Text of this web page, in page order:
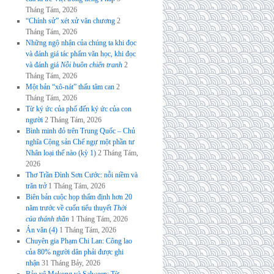
Tháng Tám, 2026
“Chính sử” xét xử văn chương 2
Tháng Tám, 2026
Những ngộ nhận của chúng ta khi đọc
và đánh giá tác phẩm văn học, khi đọc
và đánh giá Nỗi buồn chiến tranh 2
Tháng Tám, 2026
Một bản “xô-nát” thấu tâm can 2
Tháng Tám, 2026
Từ ký ức của phố đến ký ức của con
người 2 Tháng Tám, 2026
Bình minh đỏ trên Trung Quốc – Chủ
nghĩa Cộng sản Chế ngự một phần tư
Nhân loại thế nào (kỳ 1) 2 Tháng Tám,
2026
Thơ Trần Đình Sơn Cước: nỗi niềm và
trăn trở 1 Tháng Tám, 2026
Biên bản cuộc họp thẩm định hơn 20
năm trước về cuốn tiểu thuyếtThời
của thánh thần 1 Tháng Tám, 2026
Án văn (4) 1 Tháng Tám, 2026
Chuyên gia Phạm Chi Lan: Công lao
của 80% người dân phải được ghi
nhận 31 Tháng Bảy, 2026